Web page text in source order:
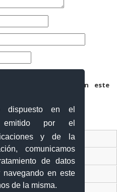
dispuesto en el
por el
y de la
comunicamos
de datos
navegando en este
de la misma.
electrónico y web en este
Virtual
Comercio Exterior
Abierto